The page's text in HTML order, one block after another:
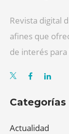
Revista digital
afines que
de interés
Categorías
Actualidad